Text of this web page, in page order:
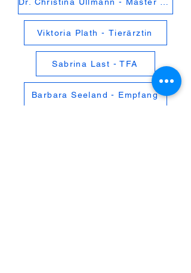
Viktoria Plath - Tierärztin
Sabrina Last - TFA
Barbara Seeland - Empfang